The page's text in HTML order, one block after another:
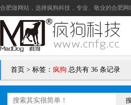
合肥做网站 ，选择疯狗科技，专业、敬业的合肥网
首页 > 标签： 疯狗 总共有 36 条记录